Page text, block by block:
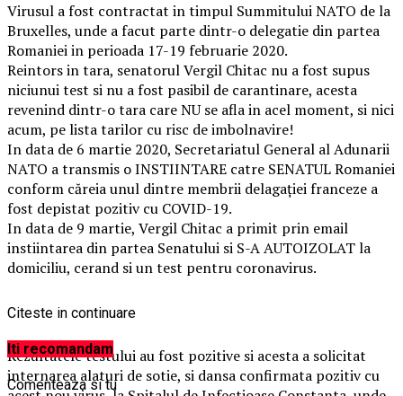
Virusul a fost contractat in timpul Summitului NATO de la
Bruxelles, unde a facut parte dintr-o delegatie din partea
Romaniei in perioada 17-19 februarie 2020.
Reintors in tara, senatorul Vergil Chitac nu a fost supus
niciunui test si nu a fost pasibil de carantinare, acesta
revenind dintr-o tara care NU se afla in acel moment, si nici
acum, pe lista tarilor cu risc de imbolnavire!
In data de 6 martie 2020, Secretariatul General al Adunarii
NATO a transmis o INSTIINTARE catre SENATUL Romaniei
conform căreia unul dintre membrii delagației franceze a
fost depistat pozitiv cu COVID-19.
In data de 9 martie, Vergil Chitac a primit prin email
instiintarea din partea Senatului si S-A AUTOIZOLAT la
domiciliu, cerand si un test pentru coronavirus.
Rezultatele testului au fost pozitive si acesta a solicitat
internarea alaturi de sotie, si dansa confirmata pozitiv cu
Citeste in continuare
Iti recomandam
Comenteaza si tu